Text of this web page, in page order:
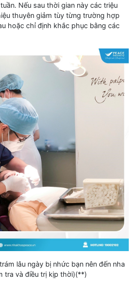
Nếu sau thời gian này các triệu
thuyên giảm tùy từng trường hợp
hoặc chỉ định khắc phục bằng các
lâu ngày bị nhức bạn nên đến nha
tra và điều trị kịp thời)(**)